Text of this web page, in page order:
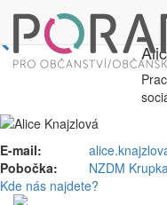
E-mail:
Pobočka:
NZDM
Kde nás najdete?